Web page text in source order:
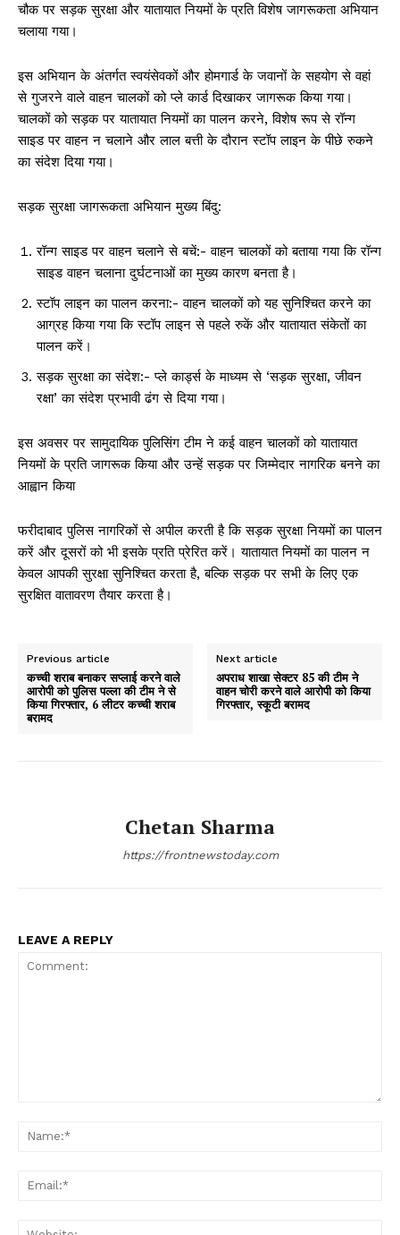
चौक पर सड़क सुरक्षा और यातायात नियमों के प्रति विशेष जागरूकता अभियान
चलाया गया।
इस अभियान के अंतर्गत स्वयंसेवकों और होमगार्ड के जवानों के सहयोग से वहां
से गुजरने वाले वाहन चालकों को प्ले कार्ड दिखाकर जागरूक किया गया।
चालकों को सड़क पर यातायात नियमों का पालन करने, विशेष रूप से रॉन्ग
साइड पर वाहन न चलाने और लाल बत्ती के दौरान स्टॉप लाइन के पीछे रुकने
का संदेश दिया गया।
सड़क सुरक्षा जागरूकता अभियान मुख्य बिंदु:
रॉन्ग साइड पर वाहन चलाने से बचें:- वाहन चालकों को बताया गया कि रॉन्ग
साइड वाहन चलाना दुर्घटनाओं का मुख्य कारण बनता है।
स्टॉप लाइन का पालन करना:- वाहन चालकों को यह सुनिश्चित करने का
आग्रह किया गया कि स्टॉप लाइन से पहले रुकें और यातायात संकेतों का
पालन करें।
सड़क सुरक्षा का संदेश:- प्ले कार्ड्स के माध्यम से ‘सड़क सुरक्षा, जीवन
रक्षा’ का संदेश प्रभावी ढंग से दिया गया।
इस अवसर पर सामुदायिक पुलिसिंग टीम ने कई वाहन चालकों को यातायात
नियमों के प्रति जागरूक किया और उन्हें सड़क पर जिम्मेदार नागरिक बनने का
आह्वान किया
फरीदाबाद पुलिस नागरिकों से अपील करती है कि सड़क सुरक्षा नियमों का पालन
करें और दूसरों को भी इसके प्रति प्रेरित करें। यातायात नियमों का पालन न
केवल आपकी सुरक्षा सुनिश्चित करता है, बल्कि सड़क पर सभी के लिए एक
सुरक्षित वातावरण तैयार करता है।
Previous article
कच्ची शराब बनाकर सप्लाई करने वाले
आरोपी को पुलिस पल्ला की टीम ने से
किया गिरफ्तार, 6 लीटर कच्ची शराब
बरामद
Next article
अपराध शाखा सेक्टर 85 की टीम ने
वाहन चोरी करने वाले आरोपी को किया
गिरफ्तार, स्कूटी बरामद
Chetan Sharma
https://frontnewstoday.com
LEAVE A REPLY